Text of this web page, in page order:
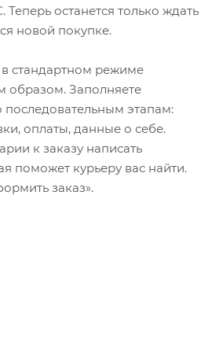
останется только ждать
новой покупке.
стандартном режиме
образом. Заполняете
этапам:
оплаты, данные о себе.
к заказу написать
поможет курьеру вас найти.
заказ».